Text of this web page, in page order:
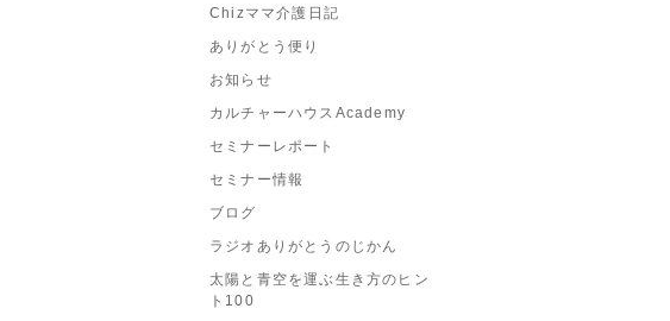
Chizママ介護日記
ありがとう便り
お知らせ
カルチャーハウスAcademy
セミナーレポート
セミナー情報
ブログ
ラジオありがとうのじかん
太陽と青空を運ぶ生き方のヒン
ト100